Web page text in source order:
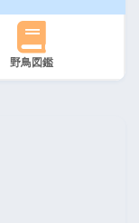
野鳥図鑑